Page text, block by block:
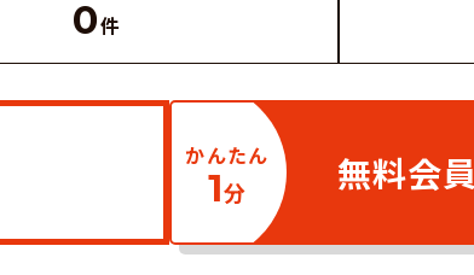
0件
かんたん
1分 無料会